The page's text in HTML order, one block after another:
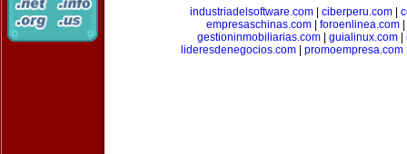
industriadelsoftware.com| ciberperu.com|
empresaschinas.com| foroenlinea.com|
gestioninmobiliarias.com| guialinux.com|
lideresdenegocios.com
promoempresa.com